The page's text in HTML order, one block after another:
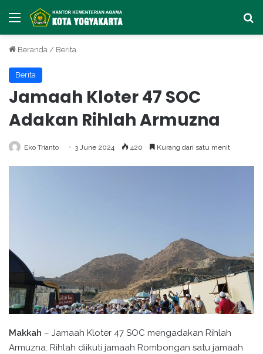
Menu
Beranda / Berita
Berita
Jamaah Kloter 47 SOC
Adakan Rihlah Armuzna
Eko Trianto 3 June 2024 420 Kurang dari satu menit
Makkah – Jamaah Kloter 47 SOC mengadakan Rihlah
Armuzna. Rihlah diikuti jamaah Rombongan satu jamaah